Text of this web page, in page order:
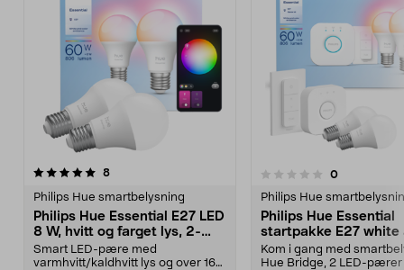
8anmeldelser
Philips Hue smartbelysning
Philips Hue Essential E27 LED
8 W, hvitt og farget lys, 2-
pakning
Smart LED-pære med
varmhvitt/kaldhvitt lys og over 16
0.0 av 5 stjerner 0anmeldelser
Philips Hue
Philips Hue Essential
startpakke E27 white
colour ambiance
Kom i gang med
Hue Bridge, 2 LED-pærer
4.5 av 5 stjerner